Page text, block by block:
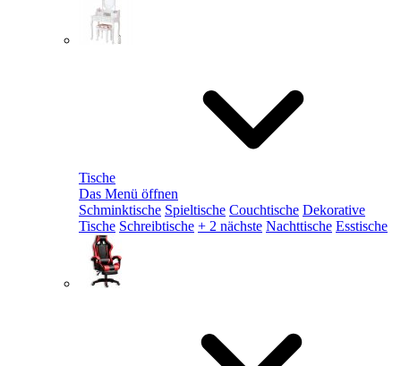
Tische
Das Menü öffnen
Schminktische Spieltische Couchtische Dekorative
Tische Schreibtische + 2 nächste Nachttische Esstische